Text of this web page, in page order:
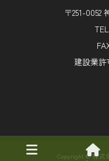
〒251-0052
建設業許
Copyright © 株式